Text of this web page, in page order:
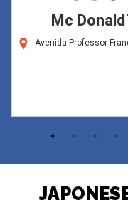
Mc
Avenida Professor